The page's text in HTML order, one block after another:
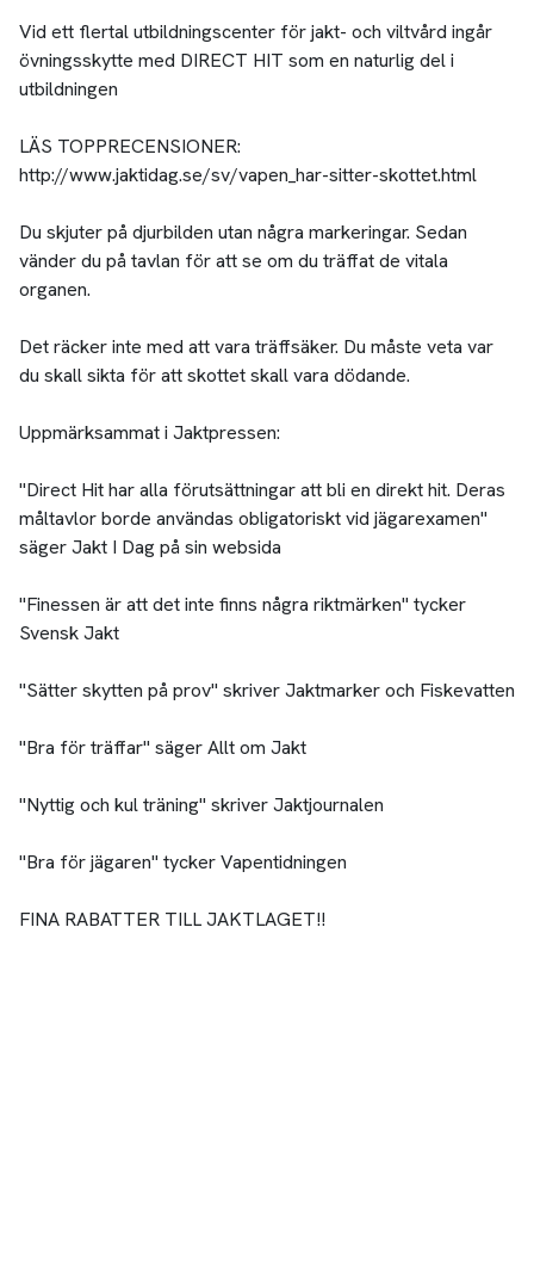
Vid ett flertal utbildningscenter för jakt- och viltvård ingår
övningsskytte med DIRECT HIT som en naturlig del i
utbildningen
LÄS TOPPRECENSIONER:
http://www.jaktidag.se/sv/vapen_har-sitter-skottet.html
Du skjuter på djurbilden utan några markeringar. Sedan
vänder du på tavlan för att se om du träffat de vitala
organen.
Det räcker inte med att vara träffsäker. Du måste veta var
du skall sikta för att skottet skall vara dödande.
Uppmärksammat i Jaktpressen:
"Direct Hit har alla förutsättningar att bli en direkt hit. Deras
måltavlor borde användas obligatoriskt vid jägarexamen"
säger Jakt I Dag på sin websida
"Finessen är att det inte finns några riktmärken" tycker
Svensk Jakt
"Sätter skytten på prov" skriver Jaktmarker och Fiskevatten
"Bra för träffar" säger Allt om Jakt
"Nyttig och kul träning" skriver Jaktjournalen
"Bra för jägaren" tycker Vapentidningen
FINA RABATTER TILL JAKTLAGET!!